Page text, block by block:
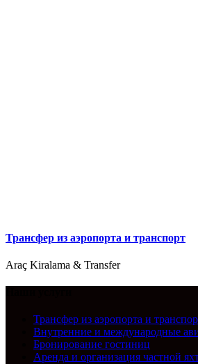
Трансфер из аэропорта и транспорт
Araç Kiralama & Transfer
Трансфер из аэропорта и
Внутренние и международные
Бронирование гостиниц
Аренда и организация частной